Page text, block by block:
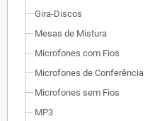
Gira-Discos
Mesas de Mistura
Microfones com Fios
Microfones de Conferência
Microfones sem Fios
MP3